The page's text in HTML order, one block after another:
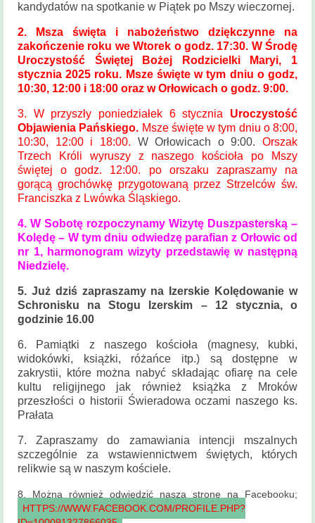
kandydatów na spotkanie w Piątek po Mszy wieczornej.
2. Msza święta i nabożeństwo dziękczynne na
zakończenie roku we Wtorek o godz. 17:30. W Środę
Uroczystość Świętej Bożej Rodzicielki Maryi, 1
stycznia 2025 roku. Msze święte w tym dniu o godz,
10:30, 12:00 i 18:00 oraz w Orłowicach o godz. 9:00.
3. W przyszły poniedziałek 6 stycznia Uroczystość
Objawienia Pańskiego. Msze święte w tym dniu o 8:00,
10:30, 12:00 i 18:00. W Orłowicach o 9:00. Orszak
Trzech Króli wyruszy z naszego kościoła po Mszy
świętej o godz. 12:00. po orszaku zapraszamy na
gorącą grochówkę przygotowaną przez Strzelców św.
Franciszka z Lwówka Śląskiego.
4. W Sobotę rozpoczynamy Wizytę Duszpasterską –
Kolędę – W tym dniu odwiedzę parafian z Orłowic od
nr 1, harmonogram wizyty przedstawię w następną
Niedzielę.
5. Już dziś zapraszamy na Izerskie Kolędowanie w
Schronisku na Stogu Izerskim – 12 stycznia, o
godzinie 16.00
6. Pamiątki z naszego kościoła (magnesy, kubki,
widokówki, książki, różańce itp.) są dostępne w
zakrystii, które można nabyć składając ofiarę na cele
kultu religijnego jak również książka z Mroków
przeszłości o historii Świeradowa oczami naszego ks.
Prałata
7. Zapraszamy do zamawiania intencji mszalnych
szczególnie za wstawiennictwem świętych, których
relikwie są w naszym kościele.
8. Można również odwiedzić naszą stronę na Facebooku;
HTTPS://WWW.FACEBOOK.COM/PROFILE.PHP?